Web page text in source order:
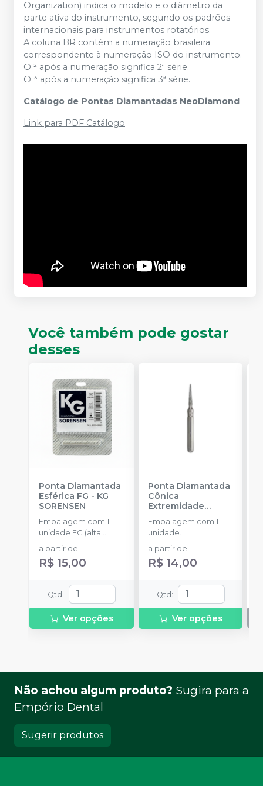
Organization) indica o modelo e o diâmetro da
parte ativa do instrumento, segundo os padrões
internacionais para instrumentos rotatórios.
A coluna BR contém a numeração brasileira
correspondente à numeração ISO do instrumento.
O ² após a numeração significa 2ª série.
O ³ após a numeração significa 3ª série.
Catálogo de Pontas Diamantadas NeoDiamond
Link para PDF Catálogo
Você também pode gostar
desses
Ponta Diamantada
Esférica FG - KG
SORENSEN
Embalagem com 1
unidade FG (alta
rotação).
a partir de:
R$ 15,00
Qtd:
Ver opções
Ponta Diamantada
Cônica
Extremidade
Arredondada FG
KG SORENSEN
Embalagem com 1
unidade.
a partir de:
R$ 14,00
Qtd:
Ver opções
Não achou algum produto? Sugira para a
Empório Dental
Sugerir produtos